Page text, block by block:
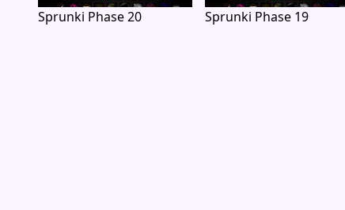
Sprunki Phase 20 Sprunki Phase 19